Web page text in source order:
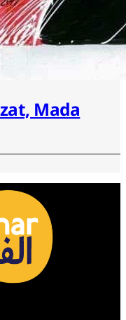
Mada